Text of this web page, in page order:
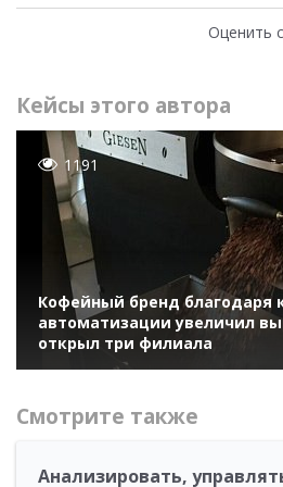
Оценить
Кейсы этого автора
1191
Кофейный бренд благодаря
автоматизации увеличил
открыл три филиала
Смотрите также
Анализировать,